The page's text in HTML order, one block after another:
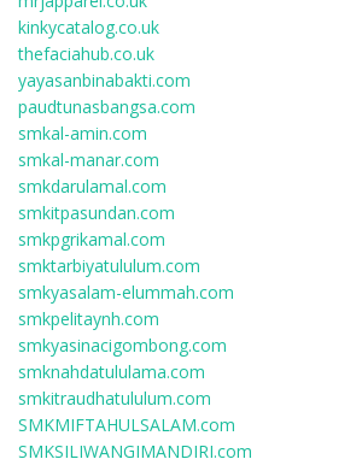
kinkycatalog.co.uk
thefaciahub.co.uk
yayasanbinabakti.com
paudtunasbangsa.com
smkal-amin.com
smkal-manar.com
smkdarulamal.com
smkitpasundan.com
smkpgrikamal.com
smktarbiyatululum.com
smkyasalam-elummah.com
smkpelitaynh.com
smkyasinacigombong.com
smknahdatululama.com
smkitraudhatululum.com
SMKMIFTAHULSALAM.com
SMKSILIWANGIMANDIRI.com